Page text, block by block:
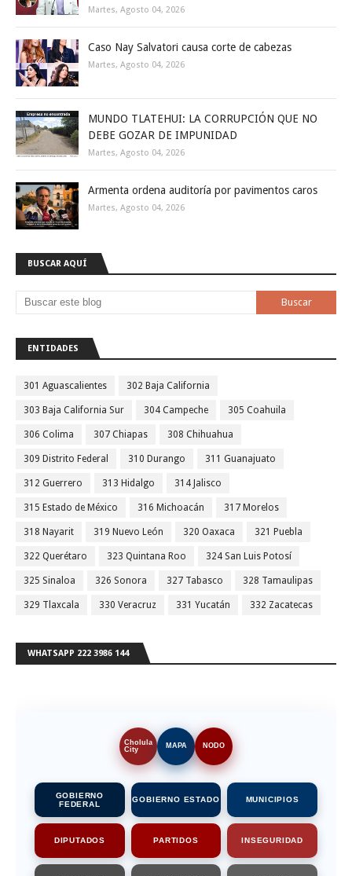
Martes, Agosto 04, 2026
Caso Nay Salvatori causa corte de cabezas
Martes, Agosto 04, 2026
MUNDO TLATEHUI: LA CORRUPCIÓN QUE NO
DEBE GOZAR DE IMPUNIDAD
Martes, Agosto 04, 2026
Armenta ordena auditoría por pavimentos caros
Martes, Agosto 04, 2026
BUSCAR AQUÍ
ENTIDADES
301 Aguascalientes 302 Baja California
303 Baja California Sur 304 Campeche 305 Coahuila
306 Colima 307 Chiapas 308 Chihuahua
309 Distrito Federal 310 Durango 311 Guanajuato
312 Guerrero 313 Hidalgo 314 Jalisco
315 Estado de México 316 Michoacán 317 Morelos
318 Nayarit 319 Nuevo León 320 Oaxaca 321 Puebla
322 Querétaro 323 Quintana Roo 324 San Luis Potosí
325 Sinaloa 326 Sonora 327 Tabasco 328 Tamaulipas
329 Tlaxcala 330 Veracruz 331 Yucatán 332 Zacatecas
WHATSAPP 222 3986 144
Cholula
City
MAPA NODO
GOBIERNO
FEDERAL
GOBIERNO ESTADO MUNICIPIOS
DIPUTADOS PARTIDOS INSEGURIDAD